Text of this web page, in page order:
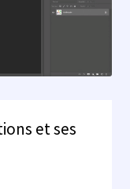
et ses